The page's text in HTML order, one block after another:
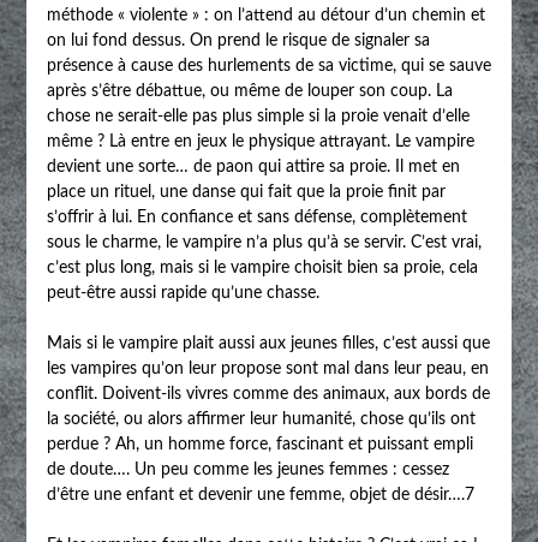
méthode « violente » : on l’attend au détour d’un chemin et
on lui fond dessus. On prend le risque de signaler sa
présence à cause des hurlements de sa victime, qui se sauve
après s’être débattue, ou même de louper son coup. La
chose ne serait-elle pas plus simple si la proie venait d’elle
même ? Là entre en jeux le physique attrayant. Le vampire
devient une sorte… de paon qui attire sa proie. Il met en
place un rituel, une danse qui fait que la proie finit par
s’offrir à lui. En confiance et sans défense, complètement
sous le charme, le vampire n’a plus qu’à se servir. C’est vrai,
c’est plus long, mais si le vampire choisit bien sa proie, cela
peut-être aussi rapide qu’une chasse.
Mais si le vampire plait aussi aux jeunes filles, c’est aussi que
les vampires qu’on leur propose sont mal dans leur peau, en
conflit. Doivent-ils vivres comme des animaux, aux bords de
la société, ou alors affirmer leur humanité, chose qu’ils ont
perdue ? Ah, un homme force, fascinant et puissant empli
de doute…. Un peu comme les jeunes femmes : cessez
d’être une enfant et devenir une femme, objet de désir….7